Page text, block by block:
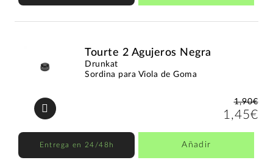
Tourte 2 Agujeros Negra
Drunkat
Sordina para Viola de Goma
1,90€
1,45€
Entrega en 24/48h Añadir